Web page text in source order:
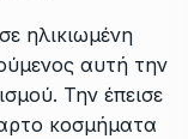
ηλικιωμένη
αυτή την
Την έπεισε
κοσμήματα